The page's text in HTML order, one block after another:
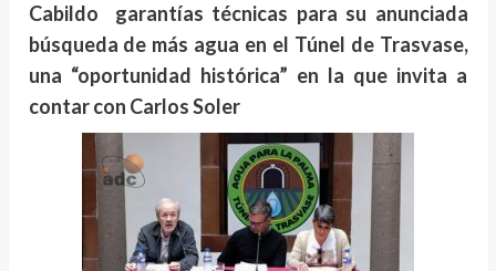
Cabildo garantías técnicas para su anunciada
búsqueda de más agua en el Túnel de Trasvase,
una “oportunidad histórica” en la que invita a
contar con Carlos Soler